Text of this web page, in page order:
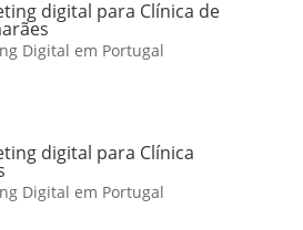
digital para Clínica de
Digital em Portugal
digital para Clínica
Digital em Portugal